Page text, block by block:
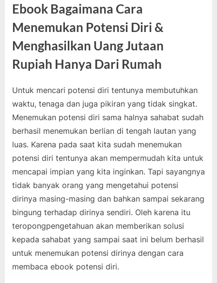
Ebook Bagaimana Cara
Menemukan Potensi Diri &
Menghasilkan Uang Jutaan
Rupiah Hanya Dari Rumah
Untuk mencari potensi diri tentunya membutuhkan
waktu, tenaga dan juga pikiran yang tidak singkat.
Menemukan potensi diri sama halnya sahabat sudah
berhasil menemukan berlian di tengah lautan yang
luas. Karena pada saat kita sudah menemukan
potensi diri tentunya akan mempermudah kita untuk
mencapai impian yang kita inginkan. Tapi sayangnya
tidak banyak orang yang mengetahui potensi
dirinya masing-masing dan bahkan sampai sekarang
bingung terhadap dirinya sendiri. Oleh karena itu
teropongpengetahuan akan memberikan solusi
kepada sahabat yang sampai saat ini belum berhasil
untuk menemukan potensi dirinya dengan cara
membaca ebook potensi diri.